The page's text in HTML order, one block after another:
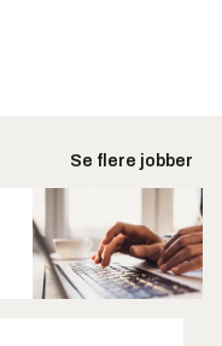
Se flere jobber